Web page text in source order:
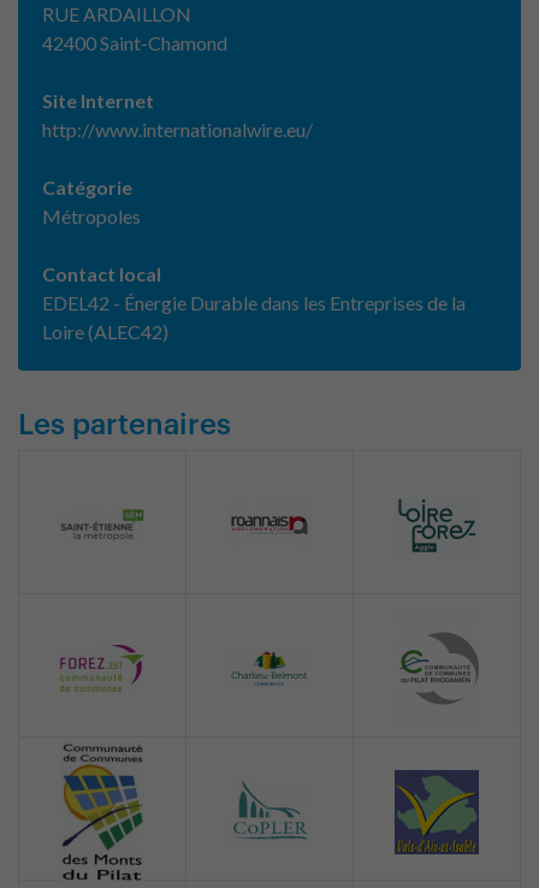
RUE ARDAILLON
42400 Saint-Chamond
Site Internet
http://www.internationalwire.eu/
Catégorie
Métropoles
Contact local
EDEL42 - Énergie Durable dans les Entreprises de la
Loire (ALEC42)
Les partenaires